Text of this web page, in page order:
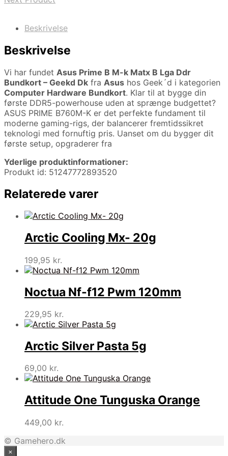
Beskrivelse
Beskrivelse
Vi har fundet Asus Prime B M-k Matx B Lga Ddr
Bundkort – Geekd Dk fra Asus hos Geek´d i kategorien
Computer Hardware Bundkort. Klar til at bygge din
første DDR5-powerhouse uden at sprænge budgettet?
ASUS PRIME B760M-K er det perfekte fundament til
moderne gaming-rigs, der balancerer fremtidssikret
teknologi med fornuftig pris. Uanset om du bygger dit
første setup, opgraderer fra
Yderlige produktinformationer:
Produkt id: 51247772893520
Relaterede varer
Arctic Cooling Mx- 20g
199,95 kr.
Noctua Nf-f12 Pwm 120mm
229,95 kr.
Arctic Silver Pasta 5g
69,00 kr.
Attitude One Tunguska Orange
449,00 kr.
© Gamehero.dk
×